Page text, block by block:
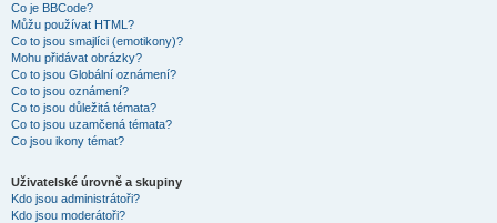
Co je BBCode?
Můžu používat HTML?
Co to jsou smajlíci (emotikony)?
Mohu přidávat obrázky?
Co to jsou Globální oznámení?
Co to jsou oznámení?
Co to jsou důležitá témata?
Co to jsou uzamčená témata?
Co jsou ikony témat?
Uživatelské úrovně a skupiny
Kdo jsou administrátoři?
Kdo jsou moderátoři?